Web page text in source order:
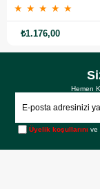
★ ★ ★ ★ ★
₺1.176,00
Hemen
Üyelik koşullarını ve